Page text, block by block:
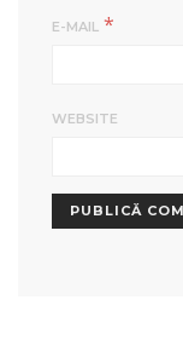
E-MAIL *
WEBSITE